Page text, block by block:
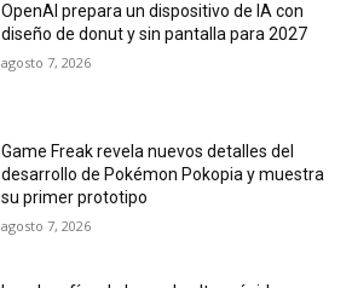
OpenAI prepara un dispositivo de IA con
diseño de donut y sin pantalla para 2027
agosto 7, 2026
Game Freak revela nuevos detalles del
desarrollo de Pokémon Pokopia y muestra
su primer prototipo
agosto 7, 2026